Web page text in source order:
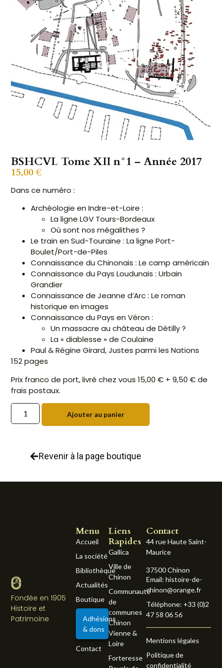
BSHCVL Tome XII n°1 – Année 2017
15,00€
Dans ce numéro :
Archéologie en Indre-et-Loire :
La ligne LGV Tours-Bordeaux
Où sont nos mégalithes ?
Le train en Sud-Touraine : La ligne Port-
Boulet/Port-de-Piles
Connaissance du Chinonais : Le camp américain
Connaissance du Pays Loudunais : Urbain
Grandier
Connaissance de Jeanne d’Arc : Le roman
historique en images
Connaissance du Pays en Véron :
Un massacre au château de Détilly ?
La « diablesse » de Coulaine
Paul & Régine Girard, Justes parmi les Nations
152 pages
Prix franco de port, livré chez vous 15,00 € + 9,50 € de
frais postaux.
Ajouter au panier
Revenir à la page boutique
Fondée en 1905
Histoire et
Patrimoine
Liens
Rapides
Gallica
Ville de
Chinon
Communauté
de
communes
Chinon
Vienne &
Loire
Forteresse
Menu
Accueil
La société
Bibliothèque
Actualités
Boutique
Adhésions
& dons
Contact
Contact
44 rue Haute Saint-
Maurice
37500 Chinon
Email: histoire-de-
chinon@orange.fr
Téléphone: +33 (0)2
47 58 06 56
Mentions légales
Politique de
confidentialité